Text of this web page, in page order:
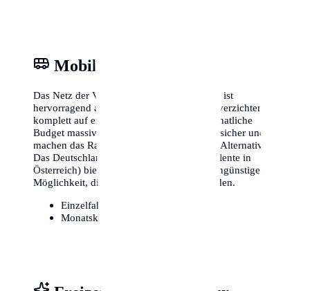
Mobilität & ÖPNV
Das Netz der Verkehrsbetriebe in Karlsruhe ist
hervorragend ausgebaut. Viele Einwohner verzichten
komplett auf ein eigenes Auto, was das monatliche
Budget massiv entlastet. Fahrradwege sind sicher und
machen das Radfahren zu einer attraktiven Alternative.
Das Deutschlandticket (oder lokale Äquivalente in
Österreich) bietet zudem eine extrem kostengünstige
Möglichkeit, die gesamte Region zu erkunden.
Einzelfahrschein:
Monatskarte / Abo: